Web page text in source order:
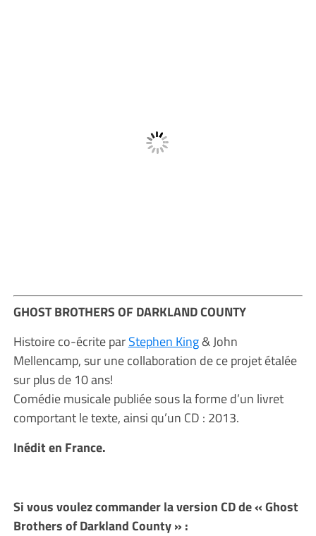
GHOST BROTHERS OF DARKLAND COUNTY
Histoire co-écrite parStephen King& John
Mellencamp, sur une collaboration de ce projet étalée
sur plus de 10 ans!
Comédie musicale publiée sous la forme d’un livret
comportant le texte, ainsi qu’un CD : 2013.
Inédit en France.
Si vous voulez commander la version CD de « Ghost
Brothers of Darkland County » :